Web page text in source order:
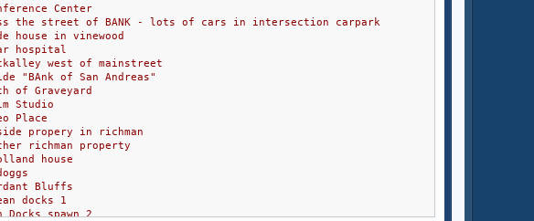
Center
the street of BANK - lots of cars in intersection carpark
house in vinewood
hospital
west of mainstreet
"BAnk of San Andreas"
of Graveyard
Studio
Place
propery in richman
richman property
house
Bluffs
docks 1
Docks spawn 2